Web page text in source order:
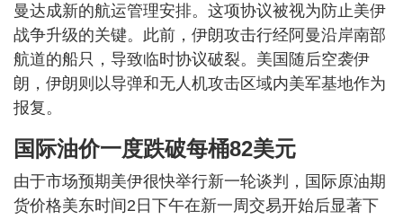
曼达成新的航运管理安排。这项协议被视为防止美伊
战争升级的关键。此前，伊朗攻击行经阿曼沿岸南部
航道的船只，导致临时协议破裂。美国随后空袭伊
朗，伊朗则以导弹和无人机攻击区域内美军基地作为
报复。
国际油价一度跌破每桶82美元
由于市场预期美伊很快举行新一轮谈判，国际原油期
货价格美东时间2日下午在新一周交易开始后显著下